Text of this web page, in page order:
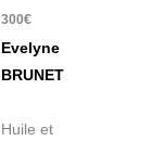
300€
Evelyne
BRUNET
Huile et